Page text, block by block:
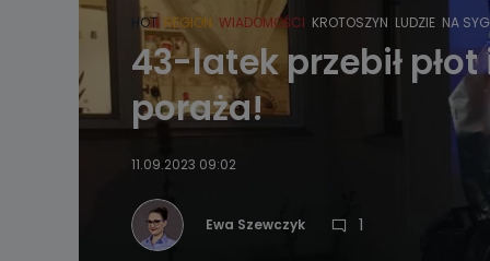
HOT REGION WIADOMOŚCI KROTOSZYN LUDZIE NA
43-latek przebił
poraża!
11.09.2023 09:02
Ewa Szewczyk 1